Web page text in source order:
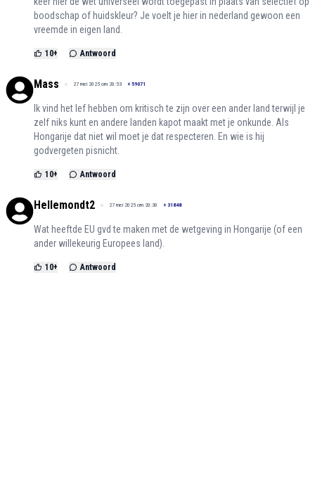
boodschap of huidskleur? Je voelt je hier in nederland gewoon een
vreemde in eigen land.
10+ Antwoord
Mass 27 mei 2025 om 20:53 + 59071
Ik vind het lef hebben om kritisch te zijn over een ander land terwijl je
zelf niks kunt en andere landen kapot maakt met je onkunde. Als
Hongarije dat niet wil moet je dat respecteren. En wie is hij
godvergeten pisnicht.
10+ Antwoord
Hellemondt2 27 mei 2025 om 20:30 + 31848
Wat heeftde EU gvd te maken met de wetgeving in Hongarije (of een
ander willekeurig Europees land).
10+ Antwoord